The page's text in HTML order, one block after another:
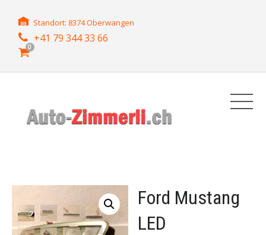
Standort: 8374 Oberwangen
+41 79 344 33 66
0
Ford Mustang
LED